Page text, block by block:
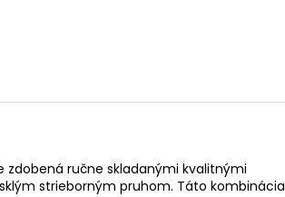
zdobená ručne skladanými kvalitnými
strieborným pruhom. Táto kombinácia